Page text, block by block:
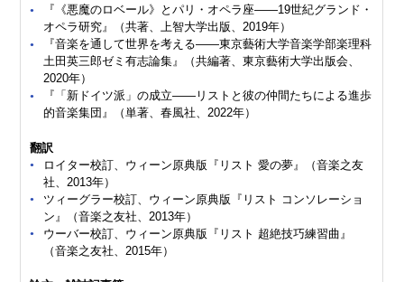
『《悪魔のロベール》とパリ・オペラ座――19世紀グランド・
オペラ研究』（共著、上智大学出版、2019年）
『音楽を通して世界を考える――東京藝術大学音楽学部楽理科
土田英三郎ゼミ有志論集』（共編著、東京藝術大学出版会、
2020年）
『「新ドイツ派」の成立――リストと彼の仲間たちによる進歩
的音楽集団』（単著、春風社、2022年）
翻訳
ロイター校訂、ウィーン原典版『リスト 愛の夢』（音楽之友
社、2013年）
ツィーグラー校訂、ウィーン原典版『リスト コンソレーショ
ン』（音楽之友社、2013年）
ウーバー校訂、ウィーン原典版『リスト 超絶技巧練習曲』
（音楽之友社、2015年）